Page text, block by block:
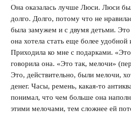
Она оказалась лучше Люси. Люси
долго. Долго, потому что не
была замужем и с двумя детьми.
она хотела стать еще более удобной
Приходила ко мне с подарками.
говорила она. «Это так, мелочи»
Это, действительно, были мелочи,
денег. Часы, ремень, какая-то
понимал, что чем больше она
этими мелочами, тем сложнее ей